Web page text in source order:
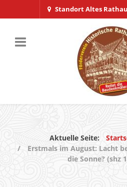
Standort Altes
Aktuelle Seite:
Erstmals im August: Lacht
die Sonne? (shz